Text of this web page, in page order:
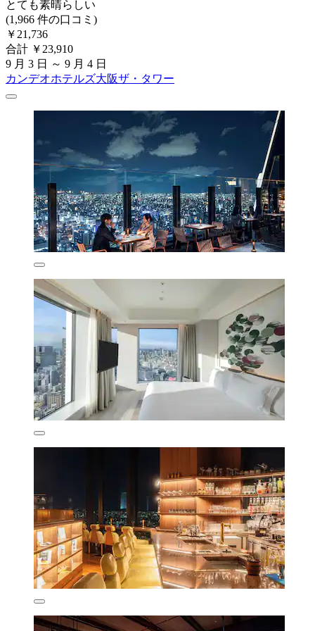
とても素晴らしい
(1,966 件の口コミ)
￥21,736
合計 ￥23,910
9 月 3 日 ～ 9 月 4 日
カンデオホテルズ大阪ザ・タワー